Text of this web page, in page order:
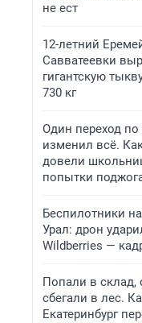
не ест
12-летний
Савватеевки
гигантскую
730 кг
Один переход
изменил всё.
довели
попытки
Беспилотники
Урал: дрон
Wildberries —
Попали в склад,
сбегали в лес.
Екатеринбург